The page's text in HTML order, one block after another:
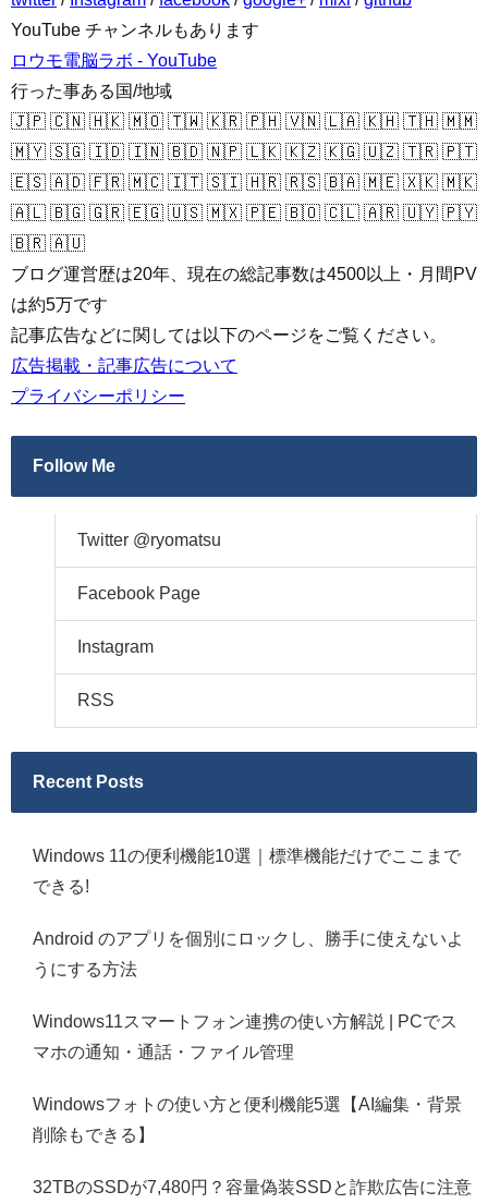
YouTube チャンネルもあります
ロウモ電脳ラボ - YouTube
行った事ある国/地域
🇯🇵 🇨🇳 🇭🇰 🇲🇴 🇹🇼 🇰🇷 🇵🇭 🇻🇳 🇱🇦 🇰🇭 🇹🇭 🇲🇲
🇲🇾 🇸🇬 🇮🇩 🇮🇳 🇧🇩 🇳🇵 🇱🇰 🇰🇿 🇰🇬 🇺🇿 🇹🇷 🇵🇹
🇪🇸 🇦🇩 🇫🇷 🇲🇨 🇮🇹 🇸🇮 🇭🇷 🇷🇸 🇧🇦 🇲🇪 🇽🇰 🇲🇰
🇦🇱 🇧🇬 🇬🇷 🇪🇬 🇺🇸 🇲🇽 🇵🇪 🇧🇴 🇨🇱 🇦🇷 🇺🇾 🇵🇾
🇧🇷 🇦🇺
ブログ運営歴は20年、現在の総記事数は4500以上・月間PV
は約5万です
記事広告などに関しては以下のページをご覧ください。
広告掲載・記事広告について
プライバシーポリシー
Follow Me
Twitter @ryomatsu
Facebook Page
Instagram
RSS
Recent Posts
Windows 11の便利機能10選｜標準機能だけでここまで
できる!
Android のアプリを個別にロックし、勝手に使えないよ
うにする方法
Windows11スマートフォン連携の使い方解説 | PCでス
マホの通知・通話・ファイル管理
Windowsフォトの使い方と便利機能5選【AI編集・背景
削除もできる】
32TBのSSDが7,480円？容量偽装SSDと詐欺広告に注意